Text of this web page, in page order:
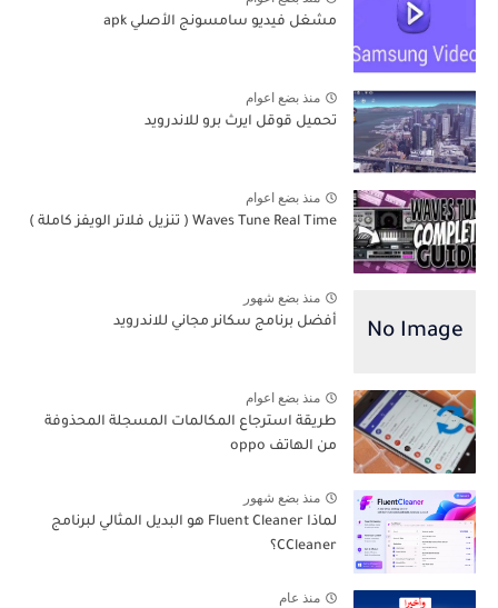
مشغل فيديو سامسونج الأصلي apk
منذ بضع اعوام
تحميل قوقل ايرث برو للاندرويد
منذ بضع اعوام
Waves Tune Real Time ( تنزيل فلاتر الويفز كاملة )
منذ بضع شهور
أفضل برنامج سكانر مجاني للاندرويد
منذ بضع اعوام
طريقة استرجاع المكالمات المسجلة المحذوفة
من الهاتف oppo
منذ بضع شهور
لماذا Fluent Cleaner هو البديل المثالي لبرنامج
CCleaner؟
منذ عام